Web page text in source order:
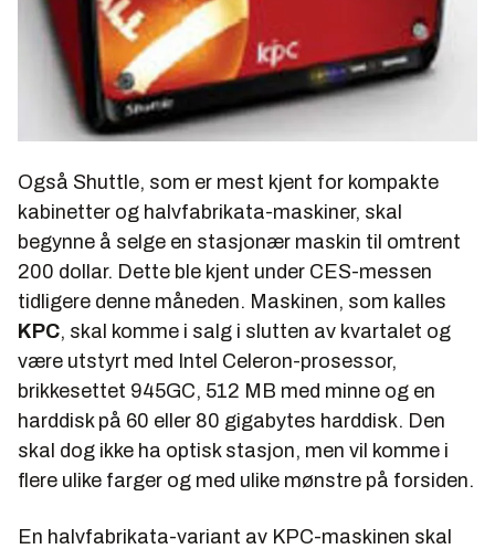
Også Shuttle, som er mest kjent for kompakte
kabinetter og halvfabrikata-maskiner, skal
begynne å selge en stasjonær maskin til omtrent
200 dollar. Dette ble kjent under CES-messen
tidligere denne måneden. Maskinen, som kalles
KPC, skal komme i salg i slutten av kvartalet og
være utstyrt med Intel Celeron-prosessor,
brikkesettet 945GC, 512 MB med minne og en
harddisk på 60 eller 80 gigabytes harddisk. Den
skal dog ikke ha optisk stasjon, men vil komme i
flere ulike farger og med ulike mønstre på forsiden.
En halvfabrikata-variant av KPC-maskinen skal